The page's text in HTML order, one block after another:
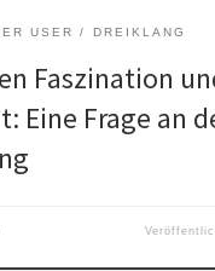
USER DREIKLANG
Faszination
Eine Frage an